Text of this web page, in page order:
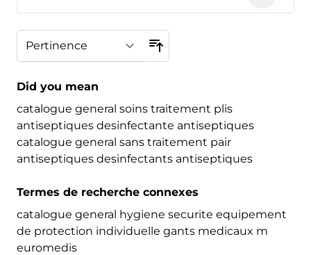
Did you mean
catalogue general soins traitement plis
antiseptiques desinfectante antiseptiques
catalogue general sans traitement pair
antiseptiques desinfectants antiseptiques
Termes de recherche connexes
catalogue general hygiene securite equipement
de protection individuelle gants medicaux m
euromedis